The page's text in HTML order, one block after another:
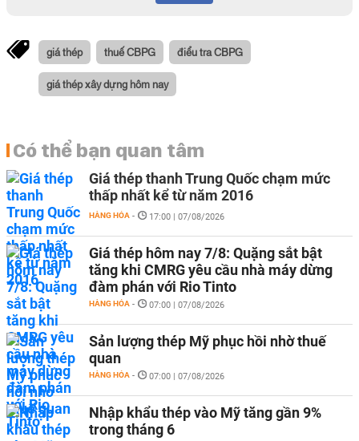
giá thép thuế CBPG điểu tra CBPG
giá thép xây dựng hôm nay
Có thể bạn quan tâm
Giá thép thanh Trung Quốc chạm mức
thấp nhất kể từ năm 2016
HÀNG HÓA - 17:00 | 07/08/2026
Giá thép hôm nay 7/8: Quặng sắt bật
tăng khi CMRG yêu cầu nhà máy dừng
đàm phán với Rio Tinto
HÀNG HÓA - 07:00 | 07/08/2026
Sản lượng thép Mỹ phục hồi nhờ thuế
quan
HÀNG HÓA - 07:00 | 07/08/2026
Nhập khẩu thép vào Mỹ tăng gần 9%
trong tháng 6